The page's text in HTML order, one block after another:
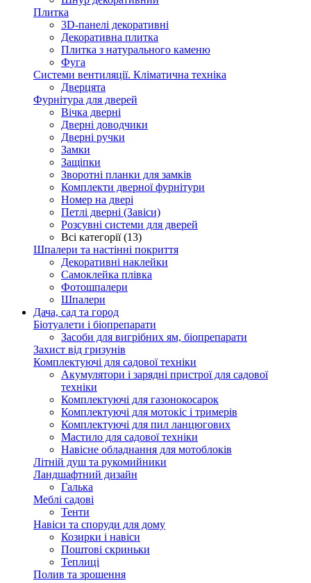
Плитка
3D-панелі декоративні
Декоративна плитка
Плитка з натурального каменю
Фуга
Системи вентиляції. Кліматична техніка
Дверцята
Фурнітура для дверей
Вічка дверні
Дверні доводчики
Дверні ручки
Замки
Защіпки
Зворотні планки для замків
Комплекти дверної фурнітури
Номер на двері
Петлі дверні (Завіси)
Розсувні системи для дверей
Всі категорії (13)
Шпалери та настінні покриття
Декоративні наклейки
Самоклейка плівка
Фотошпалери
Шпалери
Дача, сад та город
Біотуалети і біопрепарати
Засоби для вигрібних ям, біопрепарати
Захист від гризунів
Комплектуючі для садової техніки
Акумулятори і зарядні пристрої для садової
техніки
Комплектуючі для газонокосарок
Комплектуючі для мотокіс і тримерів
Комплектуючі для пил ланцюгових
Мастило для садової техніки
Навісне обладнання для мотоблоків
Літній душ та рукомийники
Ландшафтний дизайн
Галька
Меблі садові
Тенти
Навіси та споруди для дому
Козирки і навіси
Поштові скриньки
Теплиці
Полив та зрошення